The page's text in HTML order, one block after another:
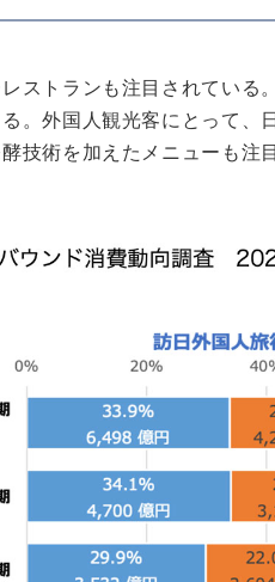
ストランも注目されてい
。外国人観光客にとって
技術を加えたメニューも